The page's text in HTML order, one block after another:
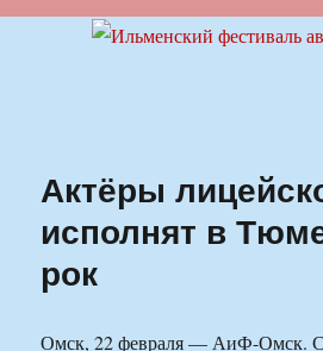
Ильменский
Актёры
исполнят в
рок
Омск, 22 февраля — АиФ-Омск.